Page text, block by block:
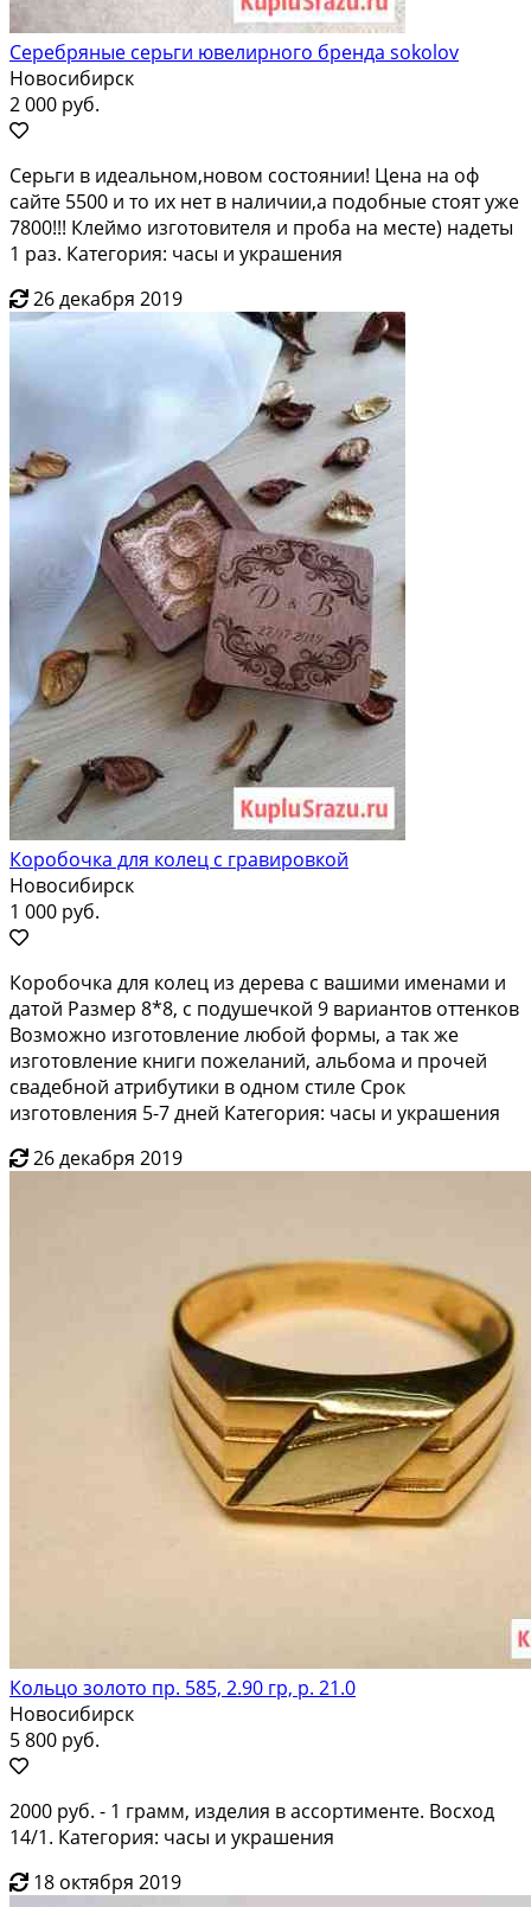
Серебряные серьги ювелирного бренда sokolov
Новосибирск
2 000 руб.
Серьги в идеальном,новом состоянии! Цена на оф
сайте 5500 и то их нет в наличии,а подобные стоят уже
7800!!! Клеймо изготовителя и проба на месте) надеты
1 раз. Категория: часы и украшения
26 декабря 2019
Коробочка для колец с гравировкой
Новосибирск
1 000 руб.
Коробочка для колец из дерева с вашими именами и
датой Размер 8*8, с подушечкой 9 вариантов оттенков
Возможно изготовление любой формы, а так же
изготовление книги пожеланий, альбома и прочей
свадебной атрибутики в одном стиле Срок
изготовления 5-7 дней Категория: часы и украшения
26 декабря 2019
Кольцо золото пр. 585, 2.90 гр, р. 21.0
Новосибирск
5 800 руб.
2000 руб. - 1 грамм, изделия в ассортименте. Восход
14/1. Категория: часы и украшения
18 октября 2019